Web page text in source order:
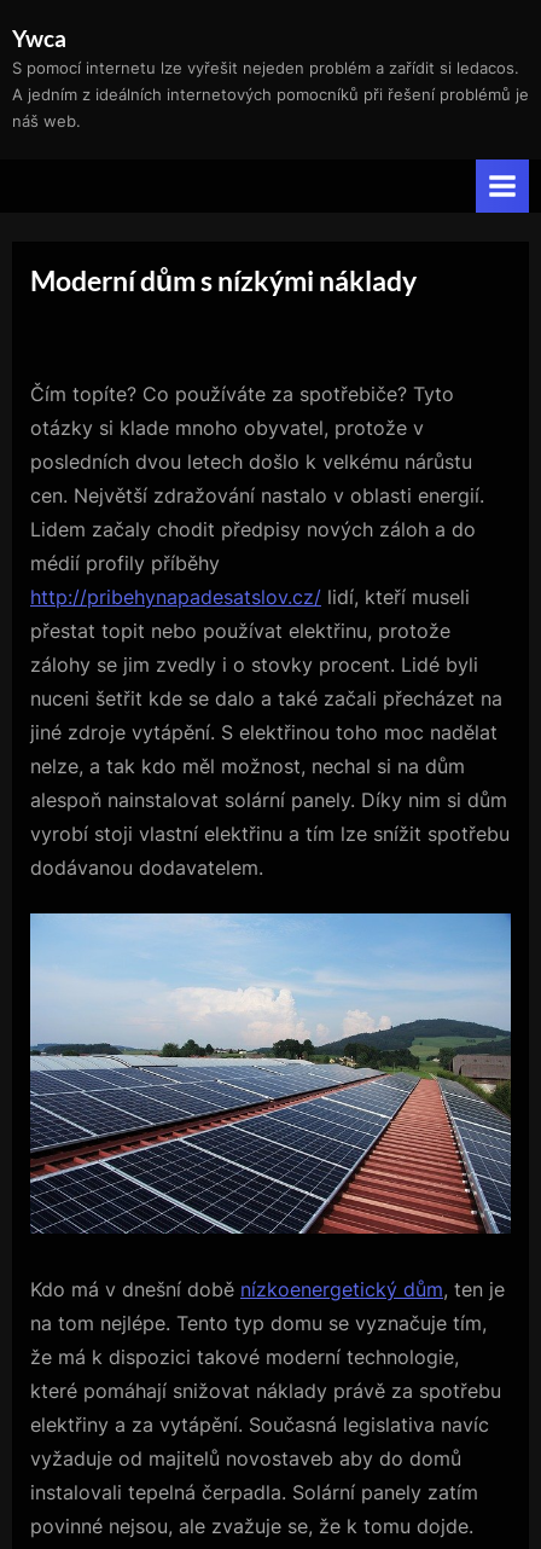
content
Ywca
S pomocí internetu lze vyřešit nejeden problém a zařídit si ledacos.
A jedním z ideálních internetových pomocníků při řešení problémů je
náš web.
Moderní dům s nízkými náklady
Čím topíte? Co používáte za spotřebiče? Tyto
otázky si klade mnoho obyvatel, protože v
posledních dvou letech došlo k velkému nárůstu
cen. Největší zdražování nastalo v oblasti energií.
Lidem začaly chodit předpisy nových záloh a do
médií profily příběhy
http://pribehynapadesatslov.cz/ lidí, kteří museli
přestat topit nebo používat elektřinu, protože
zálohy se jim zvedly i o stovky procent. Lidé byli
nuceni šetřit kde se dalo a také začali přecházet na
jiné zdroje vytápění. S elektřinou toho moc nadělat
nelze, a tak kdo měl možnost, nechal si na dům
alespoň nainstalovat solární panely. Díky nim si dům
vyrobí stoji vlastní elektřinu a tím lze snížit spotřebu
dodávanou dodavatelem.
Kdo má v dnešní době nízkoenergetický dům, ten je
na tom nejlépe. Tento typ domu se vyznačuje tím,
že má k dispozici takové moderní technologie,
které pomáhají snižovat náklady právě za spotřebu
elektřiny a za vytápění. Současná legislativa navíc
vyžaduje od majitelů novostaveb aby do domů
instalovali tepelná čerpadla. Solární panely zatím
povinné nejsou, ale zvažuje se, že k tomu dojde.